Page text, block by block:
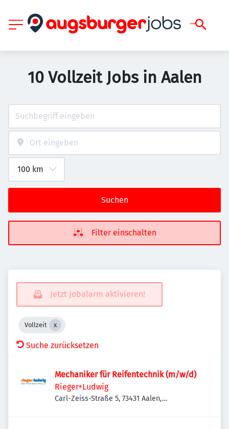
10 Vollzeit Jobs in Aalen
Suchen
Filter einschalten
Jetzt Jobalarm aktivieren!
Vollzeit
Suche zurücksetzen
Mechaniker für Reifentechnik (m/w/d)
Rieger+Ludwig
Carl-Zeiss-Straße 5, 73431 Aalen,